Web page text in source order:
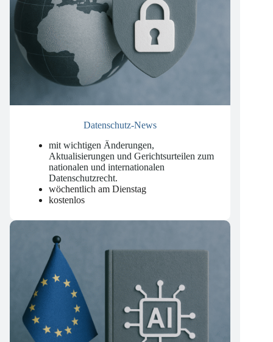
Datenschutz-News
mit wichtigen Änderungen,
Aktualisierungen und Gerichtsurteilen zum
nationalen und internationalen
Datenschutzrecht.
wöchentlich am Dienstag